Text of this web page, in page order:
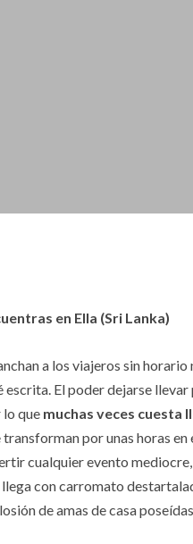
en Ella (Sri Lanka)
a los viajeros sin
escrita. El poder dejarse
lo que muchas veces cuesta
por unas horas en
cualquier evento
con carromato
de amas de casa